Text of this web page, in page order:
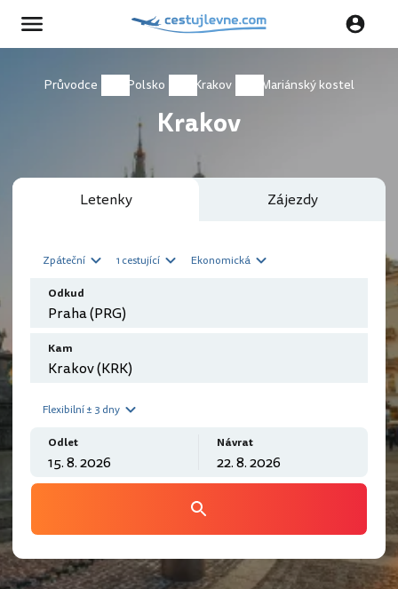
Průvodce Polsko Krakov Mariánský kostel
Krakov
Letenky Zájezdy
Zpáteční 1 cestující Ekonomická
Odkud
Kam
Flexibilní ± 3 dny
Odlet Návrat